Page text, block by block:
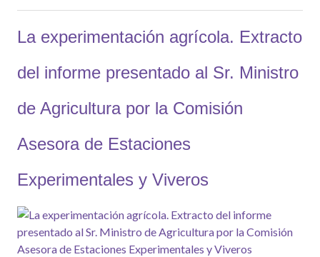
La experimentación agrícola. Extracto
del informe presentado al Sr. Ministro
de Agricultura por la Comisión
Asesora de Estaciones
Experimentales y Viveros